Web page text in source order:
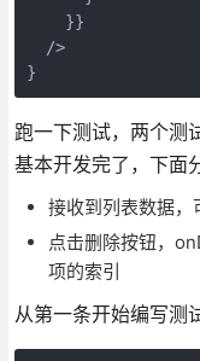
    }}
  />
}
跑一下测试，两个测
基本开发完了，下面
接收到列表数据，
点击删除按钮，
项的索引
从第一条开始编写测